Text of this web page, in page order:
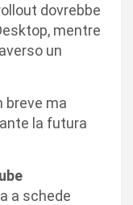
dovrebbe
mentre
un
breve ma
la futura
a schede